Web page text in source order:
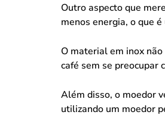
Outro aspecto que
menos energia, o que
O material em inox
café sem se preocupar
Além disso, o moedor
utilizando um moedor